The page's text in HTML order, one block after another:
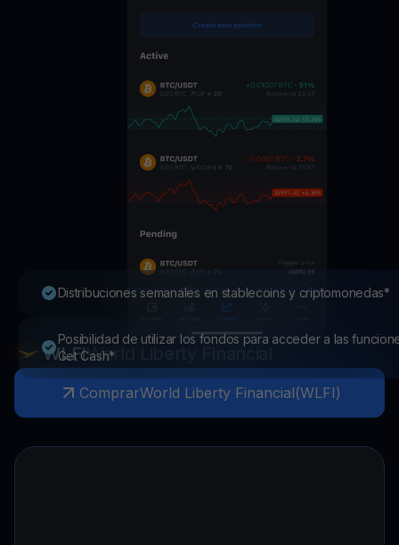
Distribuciones semanales en stablecoins y criptomonedas*
Posibilidad de utilizar los fondos para acceder a las
Get Cash*
WLFIWorld Liberty Financial
ComprarWorld Liberty Financial(WLFI)